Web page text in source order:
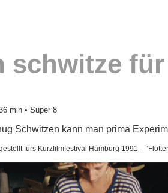
schwitze
min • Super 8
Schwitzen kann man prima
fürs Kurzfilmfestival Hamburg 1991 –